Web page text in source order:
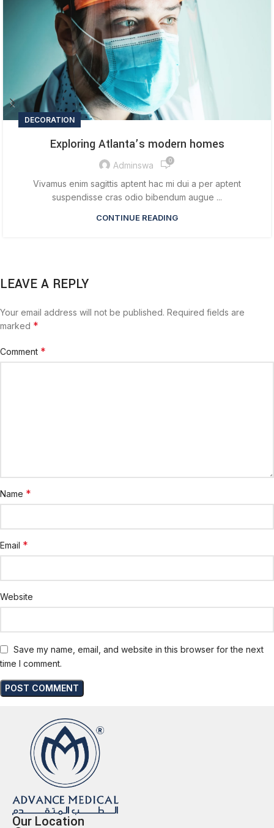
DECORATION
Exploring Atlanta’s modern homes
Adminswa 0
Vivamus enim sagittis aptent hac mi dui a per aptent
suspendisse cras odio bibendum augue ...
CONTINUE READING
LEAVE A REPLY
Your email address will not be published. Required fields are
marked *
Comment *
Name *
Email *
Website
Save my name, email, and website in this browser for the next
time I comment.
Our Location